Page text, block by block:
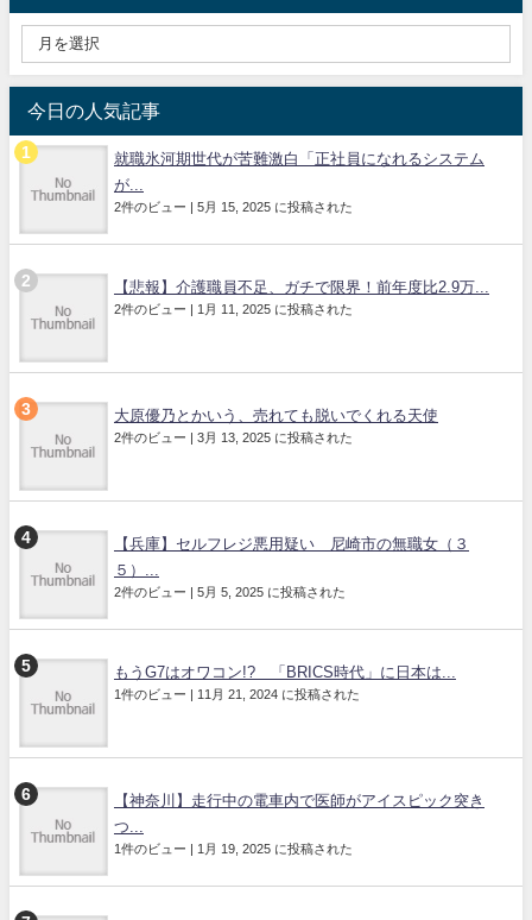
今日の人気記事
就職氷河期世代が苦難激白「正社員になれるシステム
が...
2件のビュー 5月 15, 2025 に投稿された
【悲報】介護職員不足、ガチで限界！前年度比2.9万...
2件のビュー 1月 11, 2025 に投稿された
大原優乃とかいう、売れても脱いでくれる天使
2件のビュー 3月 13, 2025 に投稿された
【兵庫】セルフレジ悪用疑い 尼崎市の無職女（３
５）...
2件のビュー 5月 5, 2025 に投稿された
もうG7はオワコン!? 「BRICS時代」に日本は...
1件のビュー 11月 21, 2024 に投稿された
【神奈川】走行中の電車内で医師がアイスピック突き
つ...
1件のビュー 1月 19, 2025 に投稿された